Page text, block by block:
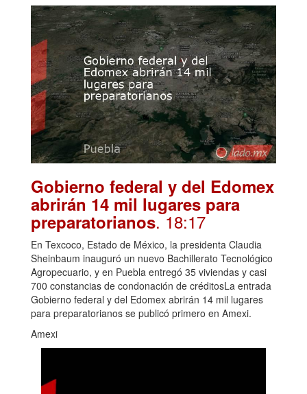
Gobierno federal y del Edomex
abrirán 14 mil lugares para
preparatorianos. 18:17
En Texcoco, Estado de México, la presidenta Claudia
Sheinbaum inauguró un nuevo Bachillerato Tecnológico
Agropecuario, y en Puebla entregó 35 viviendas y casi
700 constancias de condonación de créditosLa entrada
Gobierno federal y del Edomex abrirán 14 mil lugares
para preparatorianos se publicó primero en Amexi.
Amexi